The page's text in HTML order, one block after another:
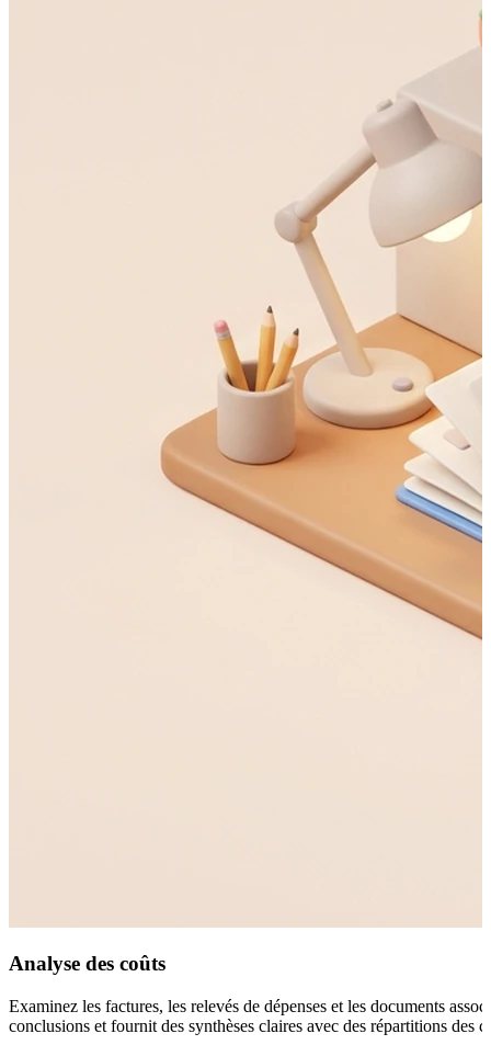
Analyse des coûts
Examinez les factures, les relevés de dépenses et les documents
conclusions et fournit des synthèses claires avec des répartitions des